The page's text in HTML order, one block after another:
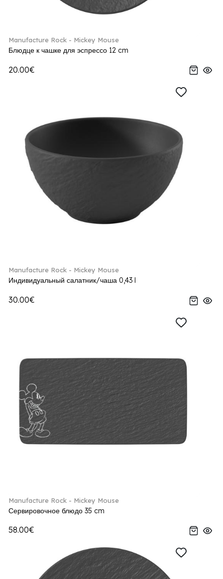
Manufacture Rock - Mickey Mouse
Блюдце к чашке для эспрессо 12 cm
20.00€
Manufacture Rock - Mickey Mouse
Индивидуальный салатник/чаша 0,43 l
30.00€
Manufacture Rock - Mickey Mouse
Сервировочное блюдо 35 cm
58.00€